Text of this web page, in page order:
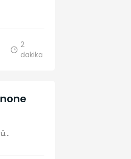
2
dakika
...